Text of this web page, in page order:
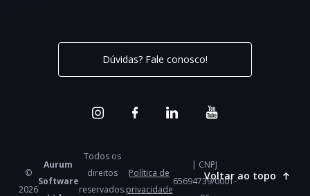
Dúvidas? Fale conosco!
©
2026
Aurum
Software
Todos os
direitos
reservados.
Política de
privacidade
| CNPJ
65694739/0001-Voltar ao topo